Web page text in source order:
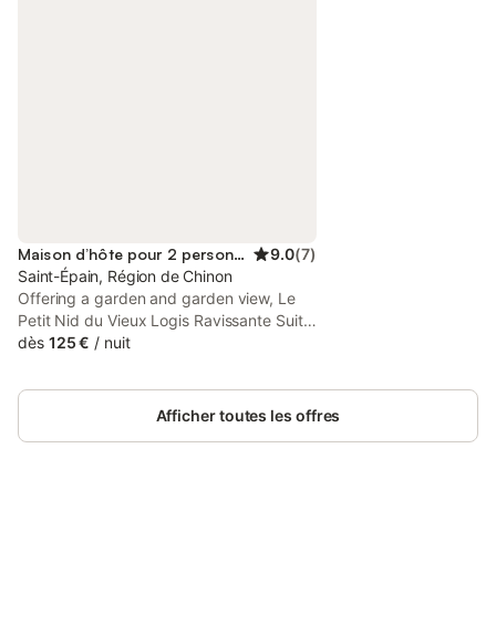
Maison d’hôte pour 2 personnes 9.0(7)
Saint-Épain, Région de Chinon
Offering a garden and garden view, Le
Petit Nid du Vieux Logis Ravissante Suite
dans vallée troglodyte is situated in
Expositions Tours and 33 km from
dès 125 € / nuit
Afficher toutes les offres